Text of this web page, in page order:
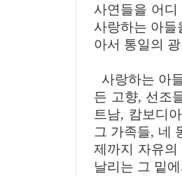
사연들을 어디
사랑하는 아들
아서 통일의
사랑하는 아
든 고향, 선조
트남, 캄보디
그 가족들, 네
제까지 자유
날리는 그 밑